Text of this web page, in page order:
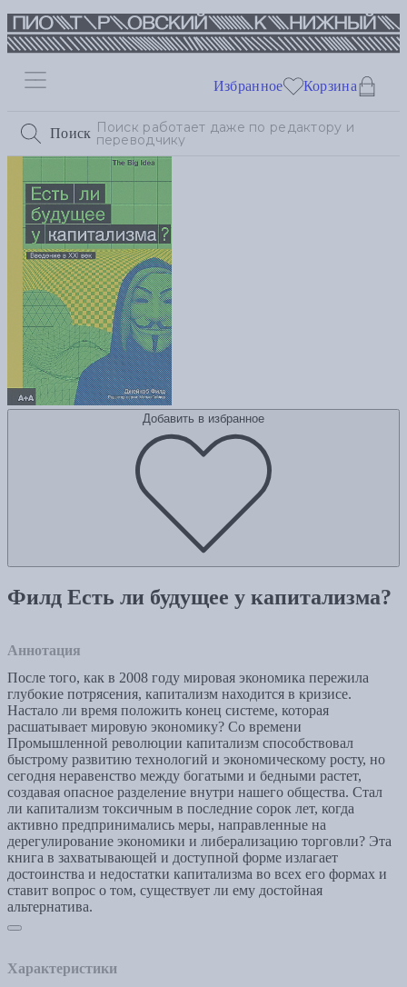
Поиск
Избранное Корзина
Добавить в избранное
Филд Есть ли будущее у капитализма?
Аннотация
После того, как в 2008 году мировая экономика пережила
глубокие потрясения, капитализм находится в кризисе.
Настало ли время положить конец системе, которая
расшатывает мировую экономику? Со времени
Промышленной революции капитализм способствовал
быстрому развитию технологий и экономическому росту, но
сегодня неравенство между богатыми и бедными растет,
создавая опасное разделение внутри нашего общества. Стал
ли капитализм токсичным в последние сорок лет, когда
активно предпринимались меры, направленные на
дерегулирование экономики и либерализацию торговли? Эта
книга в захватывающей и доступной форме излагает
достоинства и недостатки капитализма во всех его формах и
ставит вопрос о том, существует ли ему достойная
альтернатива.
Характеристики